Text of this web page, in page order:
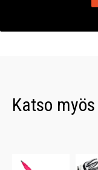
Katso myös